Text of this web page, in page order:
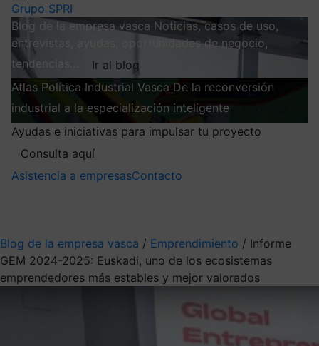
Grupo SPRI
Blog de la empresa vasca Noticias, casos de uso,
entrevistas, ayudas, oportunidades de negocio,
tendencias…
Ir al blog
Atlas Política Industrial Vasca De la reconversión
industrial a la especialización inteligente
Ayudas e iniciativas para impulsar tu proyecto
Consulta aquí
Asistencia a empresasContacto
Blog de la empresa vasca / Emprendimiento / Informe
GEM 2024-2025: Euskadi, uno de los ecosistemas
emprendedores más estables y mejor valorados